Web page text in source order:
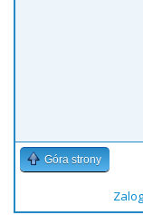
Góra strony